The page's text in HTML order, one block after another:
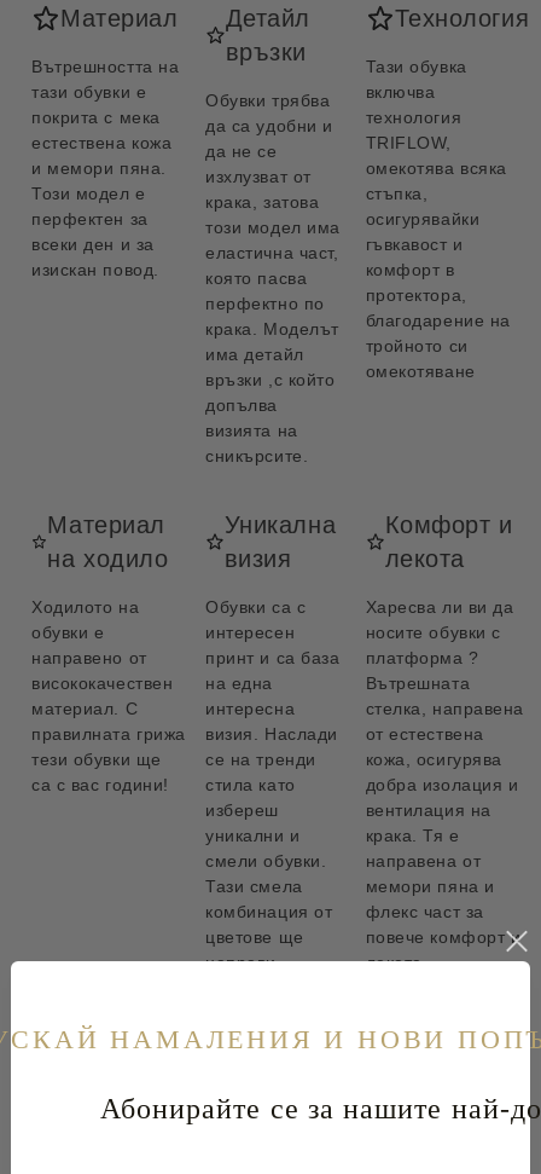
Материал
Вътрешността на
тази обувки е
покрита с мека
естествена кожа
и мемори пяна.
Този модел е
перфектен за
всеки ден и за
изискан повод.
Детайл
връзки
Обувки трябва
да са удобни и
да не се
изхлузват от
крака, затова
този модел има
еластична част,
която пасва
перфектно по
крака. Моделът
има детайл
връзки ,с който
допълва
визията на
сникърсите.
Технология
Тази обувка
включва
технология
TRIFLOW,
омекотява всяка
стъпка,
осигурявайки
гъвкавост и
комфорт в
протектора,
благодарение на
тройното си
омекотяване
Материал
на ходило
Ходилото на
обувки е
направено от
висококачествен
материал. С
правилната грижа
тези обувки ще
са с вас години!
Уникална
визия
Обувки са с
интересен
принт и са база
на една
интересна
визия. Наслади
се на тренди
стила като
избереш
уникални и
смели обувки.
Тази смела
комбинация от
цветове ще
направи
Комфорт и
лекота
Харесва ли ви да
носите обувки с
платформа ?
Вътрешната
стелка, направена
от естествена
кожа, осигурява
добра изолация и
вентилация на
крака. Тя е
направена от
мемори пяна и
флекс част за
повече комфорт и
лекота.
НАМАЛЕНИЯ И НОВИ
Абонирайте се за нашите най-